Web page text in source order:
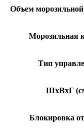
Объем
Морозильная
Тип
ШxВxГ
Блокировка